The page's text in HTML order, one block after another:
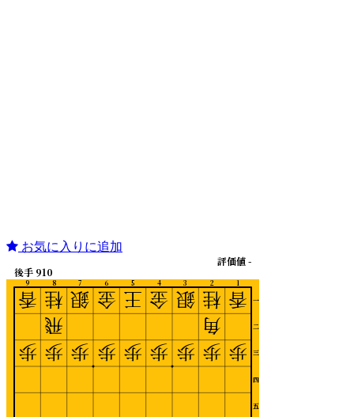
お気に入りに追加
1
2
3
4
5
6
7
8
9
一
二
三
四
五
後手 910
評価値 -
香
歩
桂
角
歩
銀
歩
金
歩
王
歩
金
歩
銀
歩
桂
飛
歩
香
歩